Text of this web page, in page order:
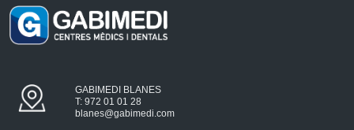
GABIMEDI BLANES
T: 972 01 01 28
blanes@gabimedi.com